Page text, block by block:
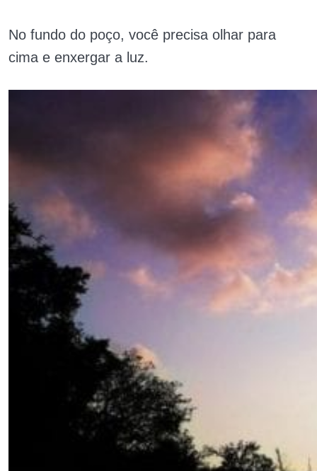
No fundo do poço, você precisa olhar para
cima e enxergar a luz.